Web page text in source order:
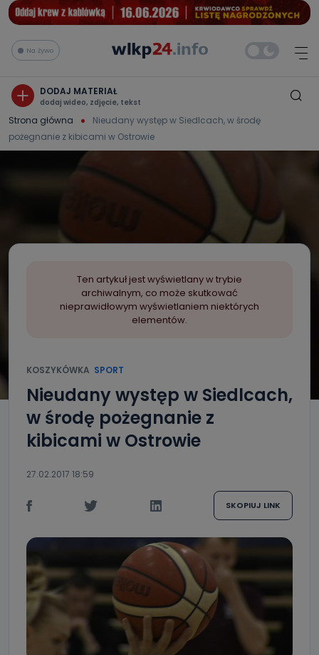
Na żywo
DODAJ MATERIAŁ
dodaj wideo, zdjęcie, tekst
Strona główna
Nieudany występ w Siedlcach, w środę
pożegnanie z kibicami w Ostrowie
Ten artykuł jest wyświetlany w trybie
archiwalnym, co może skutkować
nieprawidłowym wyświetlaniem niektórych
elementów.
KOSZYKÓWKA SPORT
Nieudany występ w Siedlcach,
w środę pożegnanie z
kibicami w Ostrowie
27.02.2017 18:59
SKOPIUJ LINK